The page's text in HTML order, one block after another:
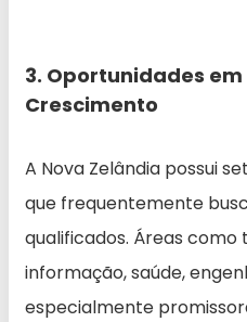
3. Oportunidades
Crescimento
A Nova Zelândia possui
que frequentemente
qualificados. Áreas como
informação, saúde,
especialmente